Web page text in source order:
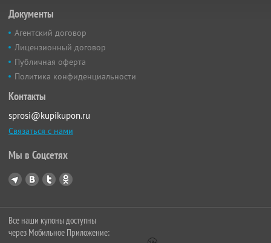
Документы
Агентский договор
Лицензионный договор
Публичная оферта
Политика конфиденциальности
Контакты
sprosi@kupikupon.ru
Связаться с нами
Мы в Соцсетях
Все наши купоны доступны
через Мобильное Приложение: